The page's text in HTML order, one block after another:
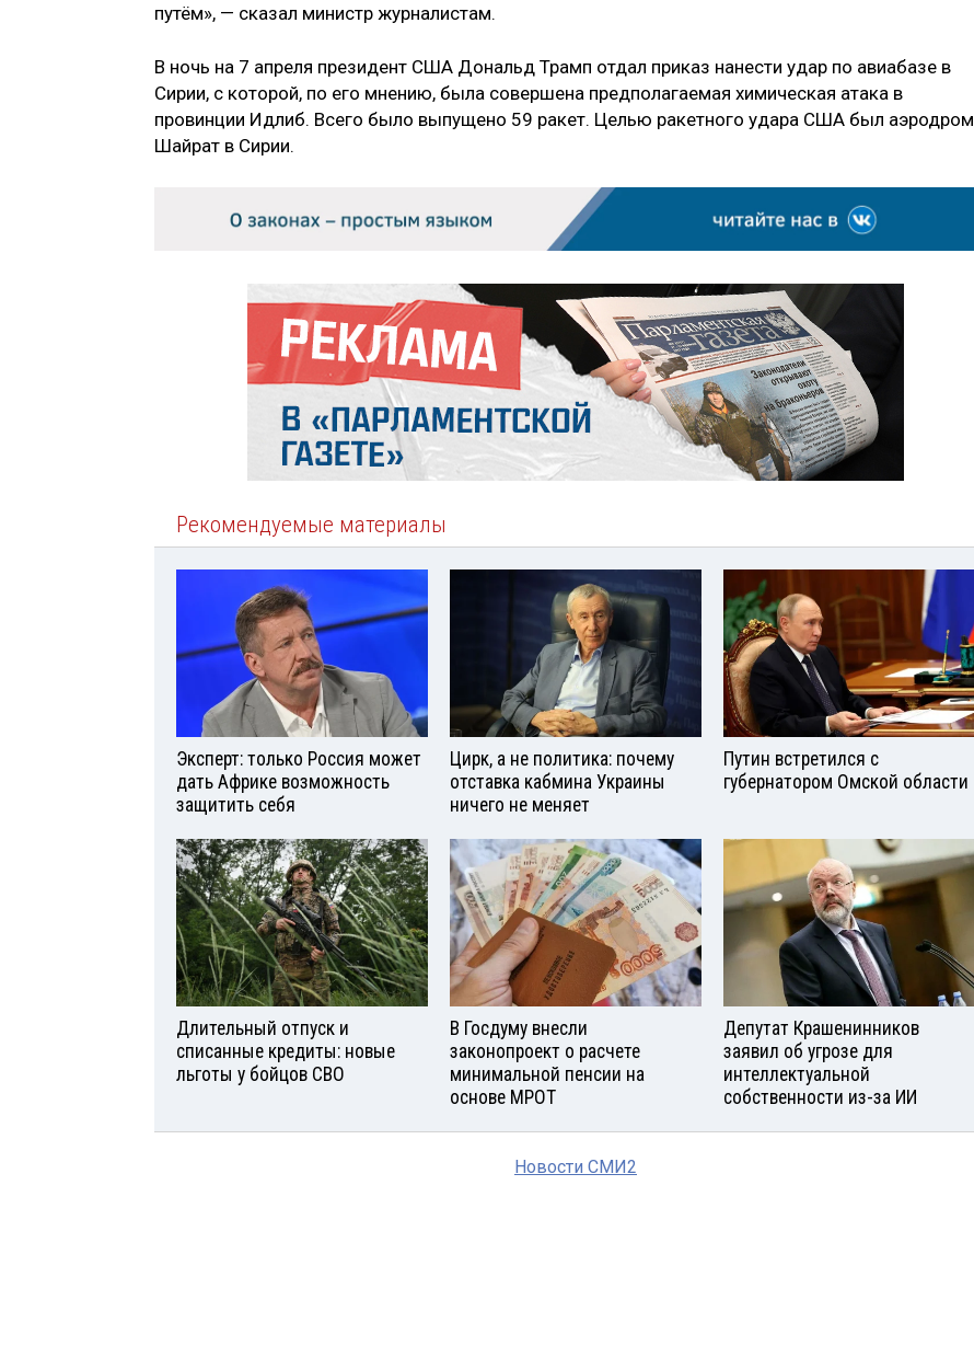
путём», — сказал министр журналистам.
В ночь на 7 апреля президент США Дональд Трамп отдал приказ нанести удар по авиабазе в
Сирии, с которой, по его мнению, была совершена предполагаемая химическая атака в
провинции Идлиб. Всего было выпущено 59 ракет. Целью ракетного удара США был аэродром
Шайрат в Сирии.
Рекомендуемые материалы
Эксперт: только Россия может
дать Африке возможность
защитить себя
Цирк, а не политика: почему
отставка кабмина Украины
ничего не меняет
Путин встретился с
губернатором Омской области
Длительный отпуск и
списанные кредиты: новые
льготы у бойцов СВО
В Госдуму внесли
законопроект о расчете
минимальной пенсии на
основе МРОТ
Депутат Крашенинников
заявил об угрозе для
интеллектуальной
собственности из-за ИИ
Новости СМИ2